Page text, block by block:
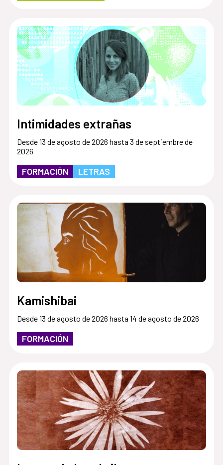
Intimidades extrañas
Desde 13 de agosto de 2026 hasta 3 de septiembre de
2026
FORMACIÓN LETRAS
Kamishibai
Desde 13 de agosto de 2026 hasta 14 de agosto de 2026
FORMACIÓN